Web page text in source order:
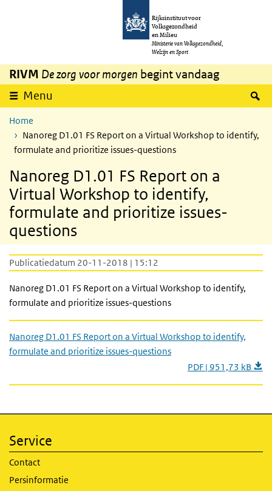
Overslaan en naar de inhoud gaan
Rijksinstituut voor
Volksgezondheid
en Milieu
Ministerie van Volksgezondheid,
Welzijn en Sport
RIVM De zorg voor morgen begint vandaag
Menu
Home
Nanoreg D1.01 FS Report on a Virtual Workshop to identify,
formulate and prioritize issues-questions
Nanoreg D1.01 FS Report on a
Virtual Workshop to identify,
formulate and prioritize issues-
questions
Publicatiedatum 20-11-2018 | 15:12
Nanoreg D1.01 FS Report on a Virtual Workshop to identify,
formulate and prioritize issues-questions
Nanoreg D1.01 FS Report on a Virtual Workshop to identify,
formulate and prioritize issues-questions
PDF | 951,73 kB
Service
Contact
Persinformatie